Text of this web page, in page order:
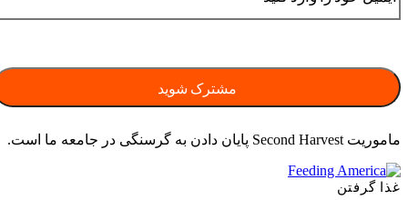
ماموریت Second Harvest پایان دادن به گرسنگی در جامعه ما است.
غذا گرفتن